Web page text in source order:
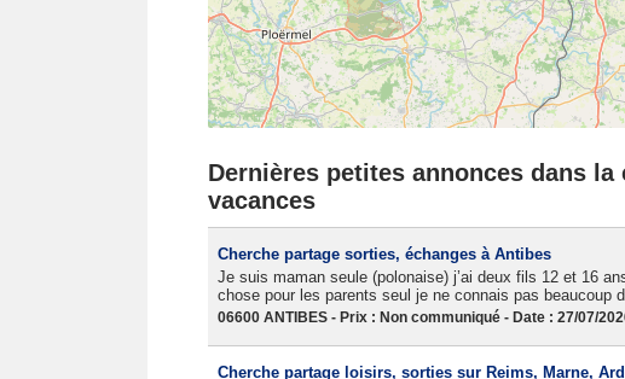
Dernières petites annonces dans
vacances
Cherche partage sorties, échanges à Antibes
Je suis maman seule (polonaise) j’ai deux fils 12 et 16
chose pour les parents seul je ne connais pas beaucoup
06600 ANTIBES - Prix : Non communiqué - Date : 27/07/
Cherche partage loisirs, sorties sur Reims, Marne,